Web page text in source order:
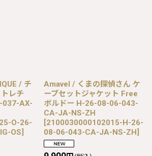
/ チ
レチ
037-AX-
O-26-
OS]
Amavel / くまの探偵さん ケ
ープセットジャケット Free
ボルドー H-26-08-06-043-
CA-JA-NS-ZH
[2100030000102015-H-26-
08-06-043-CA-JA-NS-ZH]